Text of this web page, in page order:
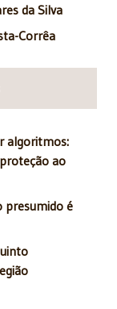
da Silva
Corrêa
algoritmos:
ao
presumido é